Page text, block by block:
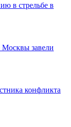
в стрельбе в
Москвы завели
конфликта